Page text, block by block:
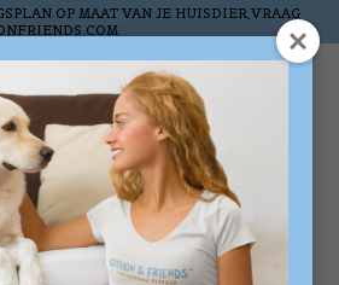
OP MAAT VAN JE HUISDIER,VRAAG
Wish List
met verlichting